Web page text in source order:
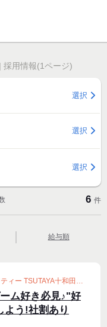
採用情報(1ページ)
選択
選択
選択
6 件
給与順
株式会社ティーアンドティー TSUTAYA十和田元町店
ム好き必見♪"好
よう!社割あり